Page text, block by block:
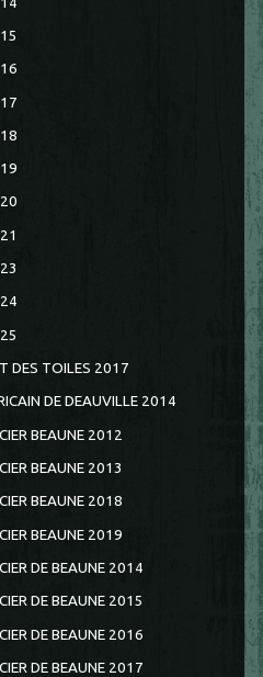
DES TOILES 2017
DE DEAUVILLE 2014
BEAUNE 2012
BEAUNE 2013
BEAUNE 2018
BEAUNE 2019
DE BEAUNE 2014
DE BEAUNE 2015
DE BEAUNE 2016
DE BEAUNE 2017